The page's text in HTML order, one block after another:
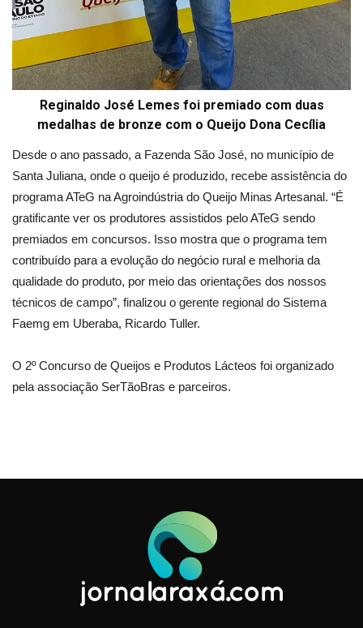
Reginaldo José Lemes foi premiado com duas
medalhas de bronze com o Queijo Dona Cecília
Desde o ano passado, a Fazenda São José, no município de
Santa Juliana, onde o queijo é produzido, recebe assistência do
programa ATeG na Agroindústria do Queijo Minas Artesanal. “É
gratificante ver os produtores assistidos pelo ATeG sendo
premiados em concursos. Isso mostra que o programa tem
contribuído para a evolução do negócio rural e melhoria da
qualidade do produto, por meio das orientações dos nossos
técnicos de campo”, finalizou o gerente regional do Sistema
Faemg em Uberaba, Ricardo Tuller.
O 2º Concurso de Queijos e Produtos Lácteos foi organizado
pela associação SerTãoBras e parceiros.